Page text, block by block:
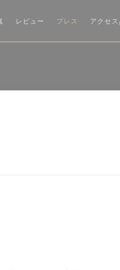
レビュー プレス アクセ